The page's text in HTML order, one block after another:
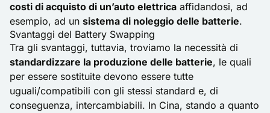
costi di acquisto di un’auto elettrica affidandosi, ad
esempio, ad un sistema di noleggio delle batterie.
Svantaggi del Battery Swapping
Tra gli svantaggi, tuttavia, troviamo la necessità di
standardizzare la produzione delle batterie, le quali
per essere sostituite devono essere tutte
uguali/compatibili con gli stessi standard e, di
conseguenza, intercambiabili. In Cina, stando a quanto